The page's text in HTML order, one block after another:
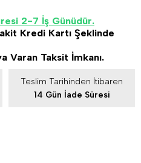
2-7 İş Günüdür.
Kredi Kartı Şeklinde
Varan Taksit İmkanı.
Teslim Tarihinden İtibaren
14 Gün İade Süresi